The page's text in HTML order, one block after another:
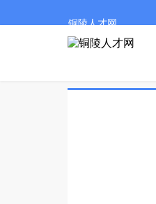
铜陵人才网